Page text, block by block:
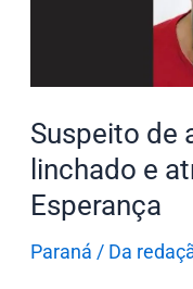
Suspeito de
linchado e
Esperança
Paraná / Da
em
Esperança